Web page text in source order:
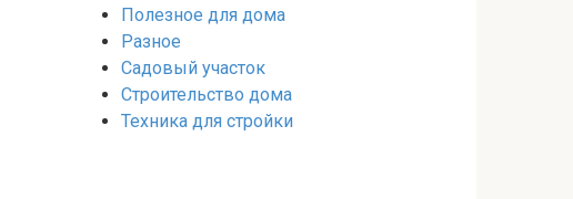
Полезное для дома
Разное
Садовый участок
Строительство дома
Техника для стройки